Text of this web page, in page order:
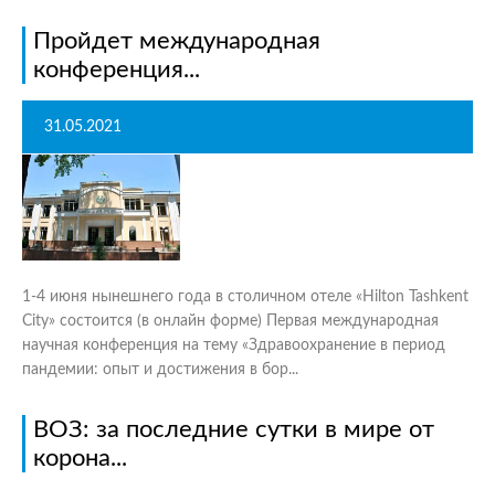
Пройдет международная
конференция...
31.05.2021
1-4 июня нынешнего года в столичном отеле «Hilton Tashkent
City» состоится (в онлайн форме) Первая международная
научная конференция на тему «Здравоохранение в период
пандемии: опыт и достижения в бор...
ВОЗ: за последние сутки в мире от
корона...